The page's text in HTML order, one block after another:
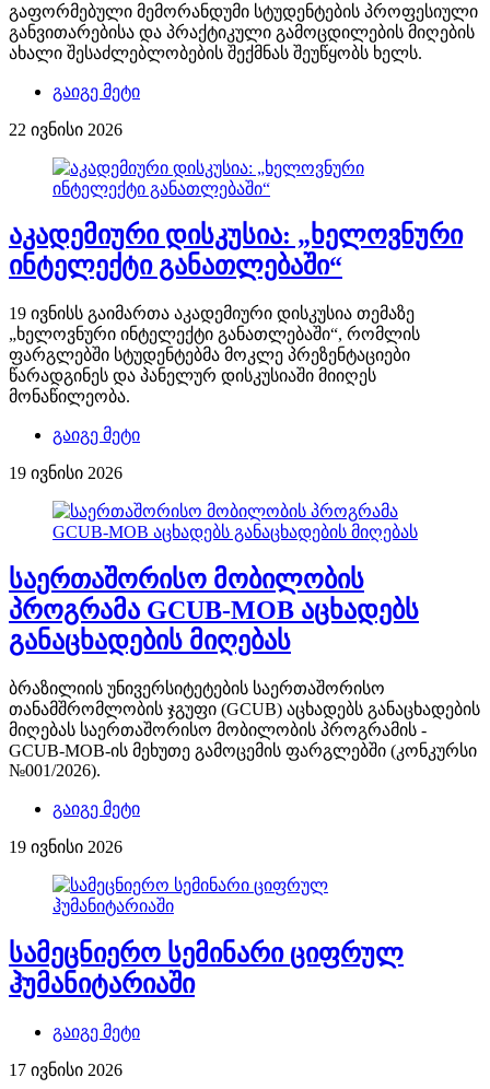
გაფორმებული მემორანდუმი სტუდენტების პროფესიული
განვითარებისა და პრაქტიკული გამოცდილების მიღების
ახალი შესაძლებლობების შექმნას შეუწყობს ხელს.
გაიგე მეტი
22 ივნისი 2026
აკადემიური დისკუსია: „ხელოვნური
ინტელექტი განათლებაში“
19 ივნისს გაიმართა აკადემიური დისკუსია თემაზე
„ხელოვნური ინტელექტი განათლებაში“, რომლის
ფარგლებში სტუდენტებმა მოკლე პრეზენტაციები
წარადგინეს და პანელურ დისკუსიაში მიიღეს
მონაწილეობა.
გაიგე მეტი
19 ივნისი 2026
საერთაშორისო მობილობის
პროგრამა GCUB-MOB აცხადებს
განაცხადების მიღებას
ბრაზილიის უნივერსიტეტების საერთაშორისო
თანამშრომლობის ჯგუფი (GCUB) აცხადებს განაცხადების
მიღებას საერთაშორისო მობილობის პროგრამის -
GCUB-MOB-ის მეხუთე გამოცემის ფარგლებში (კონკურსი
№001/2026).
გაიგე მეტი
19 ივნისი 2026
სამეცნიერო სემინარი ციფრულ
ჰუმანიტარიაში
გაიგე მეტი
17 ივნისი 2026